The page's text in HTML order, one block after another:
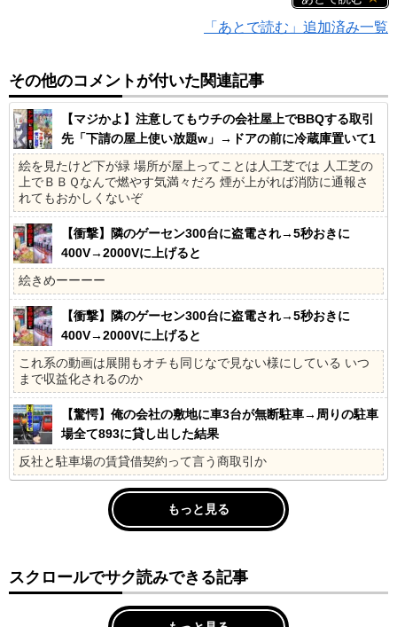
「あとで読む」追加済み一覧
その他のコメントが付いた関連記事
【マジかよ】注意してもウチの会社屋上でBBQする取引
先「下請の屋上使い放題w」→ドアの前に冷蔵庫置いて1
ヶ月の社員旅行に
絵を見たけど下が緑 場所が屋上ってことは人工芝では 人工芝の
上でＢＢＱなんで燃やす気満々だろ 煙が上がれば消防に通報さ
れてもおかしくないぞ
【衝撃】隣のゲーセン300台に盗電され→5秒おきに
400V→2000Vに上げると
絵きめーーーー
【衝撃】隣のゲーセン300台に盗電され→5秒おきに
400V→2000Vに上げると
これ系の動画は展開もオチも同じなで見ない様にしている いつ
まで収益化されるのか
【驚愕】俺の会社の敷地に車3台が無断駐車→周りの駐車
場全て893に貸し出した結果
反社と駐車場の賃貸借契約って言う商取引か
もっと見る
スクロールでサク読みできる記事